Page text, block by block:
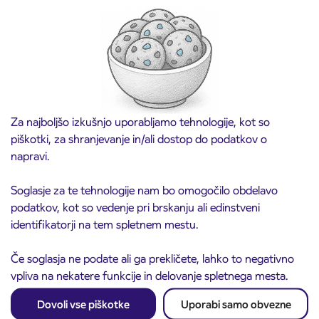
Za najboljšo izkušnjo uporabljamo tehnologije, kot so
piškotki, za shranjevanje in/ali dostop do podatkov o
napravi.
Soglasje za te tehnologije nam bo omogočilo obdelavo
podatkov, kot so vedenje pri brskanju ali edinstveni
identifikatorji na tem spletnem mestu.
Če soglasja ne podate ali ga prekličete, lahko to negativno
vpliva na nekatere funkcije in delovanje spletnega mesta.
Dovoli vse piškotke Uporabi samo obvezne
vozovnic za šolsko leto 2026/2027 se začne
3. 8. 2026
Obvestilo o popolni zapori ceste
ČEŠNJEVEK – TRATA
Kranj